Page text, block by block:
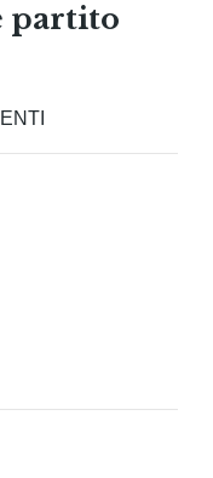
partito